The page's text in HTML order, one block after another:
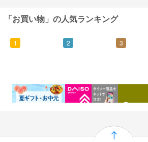
「お買い物」の人気ランキング
1
0.46%還元
2
1.5%還元
3